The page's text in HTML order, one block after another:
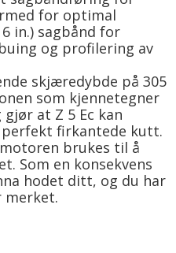
for optimal
in.) sagbånd for
og profilering av
skjæredybde på 305
som kjennetegner
at Z 5 Ec kan
firkantede kutt.
brukes til å
Som en konsekvens
hodet ditt, og du har